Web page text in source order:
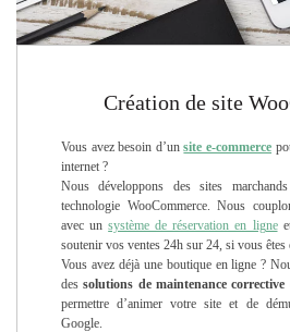
Création de site
Vous avez besoin d’unsite e-commerce
internet ?
Nous développons des sites
technologie WooCommerce. Nous
avec unsystème de réservation en ligne
soutenir vos ventes 24h sur 24, si vous
Vous avez déjà une boutique en ligne ?
dessolutions de maintenance corrective
permettre d’animer votre site et de
Google.